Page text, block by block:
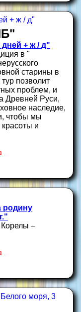
+ ж / д"
в "
старины в
позволит
проблем, и
Древней Руси,
наследие,
чтобы мы
и
родину
–